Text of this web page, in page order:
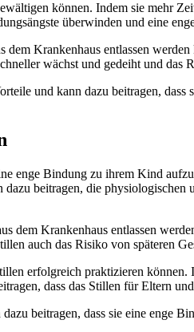
können. Indem sie mehr
überwinden und eine
Krankenhaus entlassen
wächst und gedeiht und
und kann dazu beitragen,
enge Bindung zu ihrem Kind
beitragen, die
dem Krankenhaus entlassen
auch das Risiko von späteren
erfolgreich praktizieren
dass das Stillen für Eltern
beitragen, dass sie eine enge